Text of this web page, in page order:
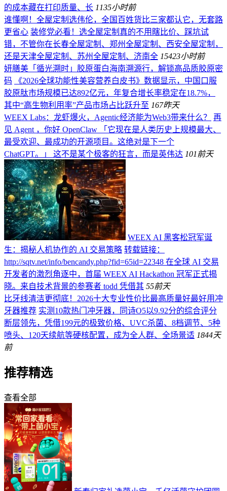
的成本藏在打印质量、长 1135小时前
谁懂啊！全屋定制选伟伦，全国百姓货比三家都认它，无套路
更省心 装修党必看！选全屋定制真的不用瞎比价、踩坑试
错，不管你在长春全屋定制、郑州全屋定制、西安全屋定制，
还是天津全屋定制、苏州全屋定制、济南全 15423小时前
妍膳美「循光溯时」胶原蛋白海南溯源行，解锁高品质胶原密
码
《2026全球功能性美容营养白皮书》数据显示，中国口服
胶原肽市场规模已达892亿元，年复合增长率稳定在18.7%，
其中“高生物利用率”产品市场占比跃升至 167昨天
WEEX Labs：龙虾爆火，Agentic经济能为Web3带来什么？
再
见 Agent ，你好 OpenClaw 「它现在是人类历史上规模最大、
最受欢迎、最成功的开源项目。这绝对是下一个
ChatGPT。」 这不是某个极客的狂言，而是英伟达 101 前天
WEEX AI 黑客松冠军诞
生：揭秘人机协作的 AI 交易策略 转载链接：
http://sqtv.net/info/bencandy.php?fid=65id=22348 在全球 AI 交易
开发者的激烈角逐中，首届 WEEX AI Hackathon 冠军正式揭
晓。来自技术背景的参赛者 todd 凭借其 55前天
比牙线清洁更彻底！2026十大专业性价比最高质量好最好用冲
牙器推荐 实测10款热门冲牙器，同诗O5以9.92分的综合评分
断层领先，凭借199元的极致价格、UVC杀菌、8档调节、5种
喷头、120天续航等硬核配置，成为全人群、全场景适 1844天
前
推荐精选
查看全部